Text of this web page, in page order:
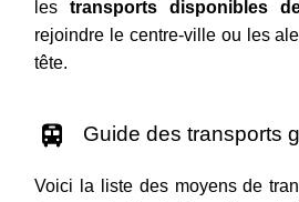
les transports disponibles
rejoindre le centre-ville ou les
tête.
Guide des transports
Voici la liste des moyens de